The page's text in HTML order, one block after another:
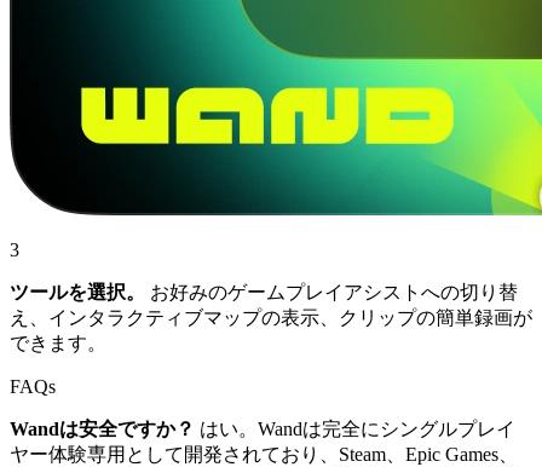
3
ツールを選択。
お好みのゲームプレイアシストへの切り替
え、インタラクティブマップの表示、クリップの簡単録画が
できます。
FAQs
Wandは安全ですか？ はい。Wandは完全にシングルプレイ
ヤー体験専用として開発されており、Steam、Epic Games、